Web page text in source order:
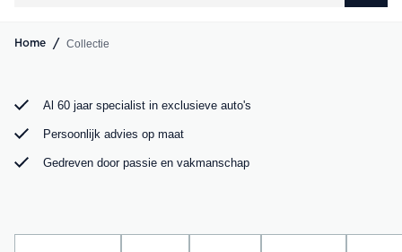
Home / Collectie
Al 60 jaar specialist in exclusieve auto's
Persoonlijk advies op maat
Gedreven door passie en vakmanschap